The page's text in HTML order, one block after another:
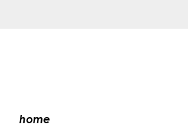
home